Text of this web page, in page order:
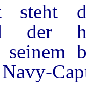
steht
der